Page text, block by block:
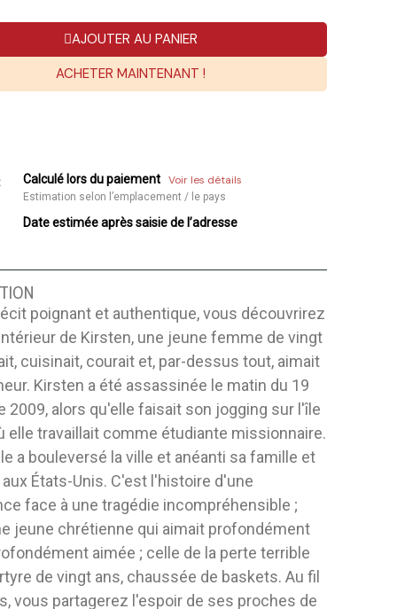
AJOUTER AU PANIER
ACHETER MAINTENANT !
Calculé lors du paiement Voir les détails
Estimation selon l’emplacement / le pays
Date estimée après saisie de l’adresse
poignant et authentique, vous découvrirez
de Kirsten, une jeune femme de vingt
cuisinait, courait et, par-dessus tout, aimait
Kirsten a été assassinée le matin du 19
2009, alors qu'elle faisait son jogging sur l'île
elle travaillait comme étudiante missionnaire.
a bouleversé la ville et anéanti sa famille et
États-Unis. C'est l'histoire d'une
face à une tragédie incompréhensible ;
jeune chrétienne qui aimait profondément
aimée ; celle de la perte terrible
de vingt ans, chaussée de baskets. Au fil
vous partagerez l'espoir de ses proches de